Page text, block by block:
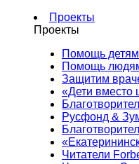
Проекты
Проекты
Помощь
Помощь
Защитим
«Дети вместо
Русфонд &
Читатели